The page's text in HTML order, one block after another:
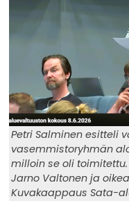
Petri Salminen esitteli
vasemmistoryhmän
milloin se oli
Jarno Valtonen ja
Kuvakaappaus Sata-